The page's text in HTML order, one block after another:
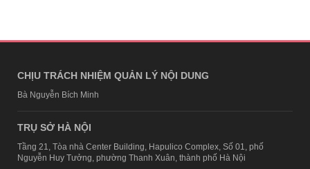
CHỊU TRÁCH NHIỆM QUẢN LÝ NỘI DUNG
Bà Nguyễn Bích Minh
TRỤ SỞ HÀ NỘI
Tầng 21, Tòa nhà Center Building, Hapulico Complex, Số 01, phố
Nguyễn Huy Tưởng, phường Thanh Xuân, thành phố Hà Nội